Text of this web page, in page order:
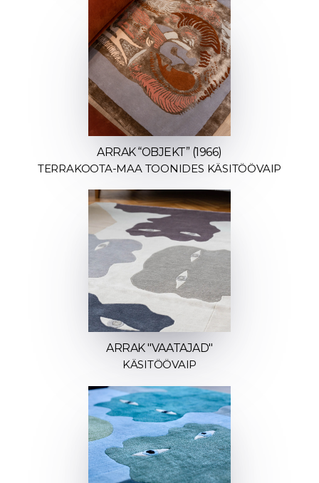
ARRAK “OBJEKT” (1966)
TERRAKOOTA-MAA TOONIDES KÄSITÖÖVAIP
ARRAK "VAATAJAD"
KÄSITÖÖVAIP